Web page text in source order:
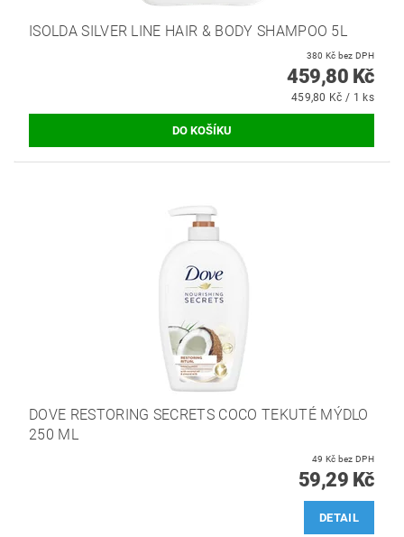
ISOLDA SILVER LINE HAIR & BODY SHAMPOO 5L
380 Kč bez DPH
459,80 Kč
459,80 Kč / 1 ks
DOVE RESTORING SECRETS COCO TEKUTÉ MÝDLO
250 ML
49 Kč bez DPH
59,29 Kč
DETAIL